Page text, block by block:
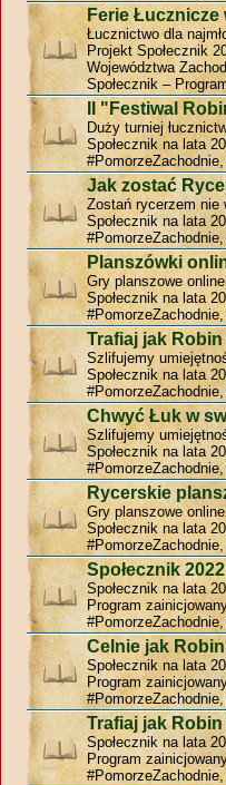
Ferie
Łucznictwo dla
Projekt Społecznik
Województwa
Społecznik –
II "Festiwal
Duży turniej
Społecznik na lata
Jak zostać
Zostań rycerzem nie
Społecznik na lata
Planszówki
Gry planszowe
Społecznik na lata
Trafiaj jak
Szlifujemy
Społecznik na lata
Chwyć Łuk w
Szlifujemy
Społecznik na lata
Rycerskie
Gry planszowe
Społecznik na lata
Społecznik
Społecznik na lata
Program
Celnie jak
Społecznik na lata
Program
Trafiaj jak
Społecznik na lata
Program